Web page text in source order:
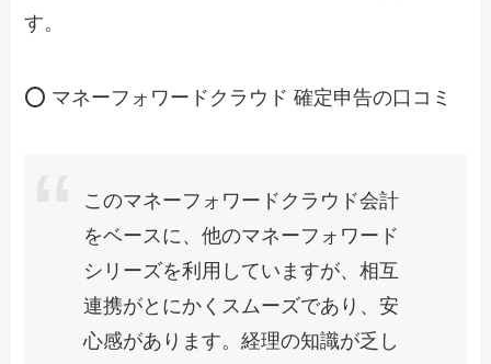
す。
⭕ マネーフォワードクラウド 確定申告の口コミ
このマネーフォワードクラウド会計
をベースに、他のマネーフォワード
シリーズを利用していますが、相互
連携がとにかくスムーズであり、安
心感があります。経理の知識が乏し